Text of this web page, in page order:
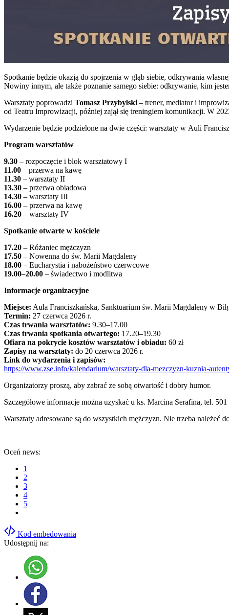
Spotkanie będzie okazją do spojrzenia w głąb siebie, odkrywania
Nowiny innym, ale także poznanie samego siebie: odkrywanie, kim
Warsztaty poprowadzi Tomasz Przybylski – trener, mediator i
od Teatru Improwizacji, później zajął się treningiem komunikacji. W
Wydarzenie będzie podzielone na dwie części: warsztaty w Auli
Program warsztatów
9.30 – rozpoczęcie i blok warsztatowy I
11.00 – przerwa na kawę
11.30 – warsztaty II
13.30 – przerwa obiadowa
14.30 – warsztaty III
16.00 – przerwa na kawę
16.20 – warsztaty IV
Spotkanie otwarte w kościele
17.20 – Różaniec mężczyzn
17.50 – Nowenna do św. Marii Magdaleny
18.00 – Eucharystia i nabożeństwo czerwcowe
19.00–20.00 – świadectwo i modlitwa
Informacje organizacyjne
Miejsce: Aula Franciszkańska, Sanktuarium św. Marii Magdaleny w
Termin: 27 czerwca 2026 r.
Czas trwania warsztatów: 9.30–17.00
Czas trwania spotkania otwartego: 17.20–19.30
Ofiara na pokrycie kosztów warsztatów i obiadu: 60 zł
Zapisy na warsztaty: do 20 czerwca 2026 r.
Link do wydarzenia i zapisów:
https://www.zse.info/kalendarium/warsztaty-dla-mezczyzn-kuznia-
Organizatorzy proszą, aby zabrać ze sobą otwartość i dobry humor.
Szczegółowe informacje można uzyskać u ks. Marcina Serafina, tel. 501
Warsztaty adresowane są do wszystkich mężczyzn. Nie trzeba należeć
Oceń news:
1
2
3
4
5
Kod embedowania
Udostępnij na: